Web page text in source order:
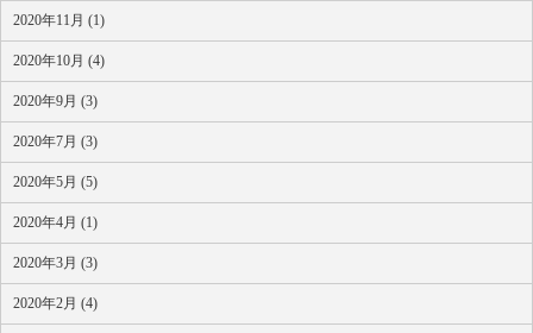
2020年11月 (1)
2020年10月 (4)
2020年9月 (3)
2020年7月 (3)
2020年5月 (5)
2020年4月 (1)
2020年3月 (3)
2020年2月 (4)